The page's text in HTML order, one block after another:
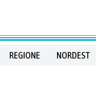
REGIONE NORDEST